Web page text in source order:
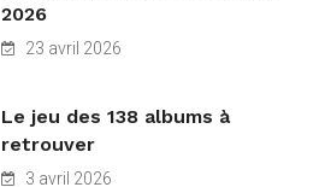
2026
23 avril 2026
Le jeu des 138 albums à
retrouver
3 avril 2026